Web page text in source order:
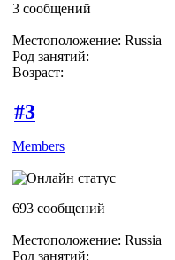
3 сообщений
Местоположение: Russia
Род занятий:
Возраст:
#3
Members
693 сообщений
Местоположение: Russia
Род занятий: